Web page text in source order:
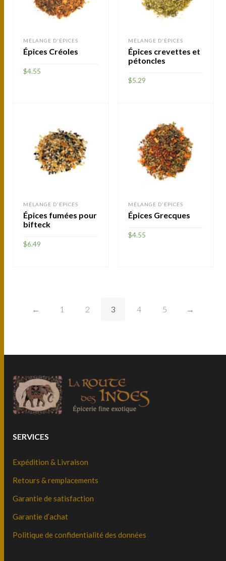
MÉLANGE D'ÉPICES
Épices Créoles
$4.55
MÉLANGE D'ÉPICES
Épices crevettes et
pétoncles
$5.29
MÉLANGE D'ÉPICES
Épices fumées pour
bifteck
$6.49
MÉLANGE D'ÉPICES
Épices Grecques
$4.55
← 1 2 3 4 5 →
SERVICES
Expédition & Livraison
Retours & remplacements
Garantie de satisfaction
Garantie d’achat
Politique de confidentialité des données